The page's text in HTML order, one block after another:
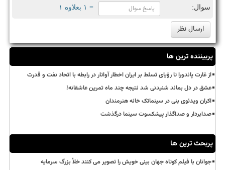
سوال: = ۱ بعلاوه ۱
پربیننده ترین ها
از غارت پاندورا تا رؤیای تسلط بر ایران اخطار آواتار در رابطه با اتحاد نفت و قدرت
عشق در دل بماند شنیدنی شد نتیجه چند ماه تمرین عاشقانه!
اکران ویدئوی بنی در سینماتک خانه هنرمندان
صدابردار و صداگذار پیشکسوت سینما درگذشت
پربحث ترین ها
جوانان با فیلم کوتاه جهان بینی خویش را تصویر می کنند خلأ بزرگ سرمایه